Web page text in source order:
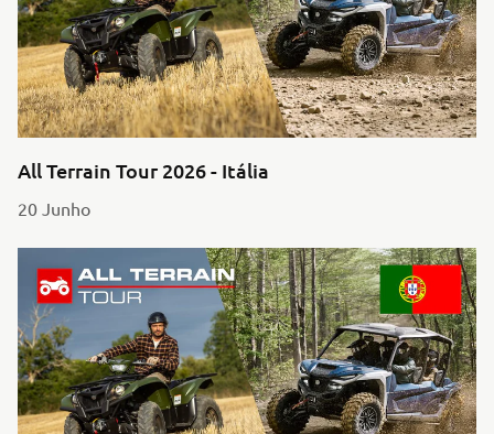
All Terrain Tour 2026 - Itália
20 Junho